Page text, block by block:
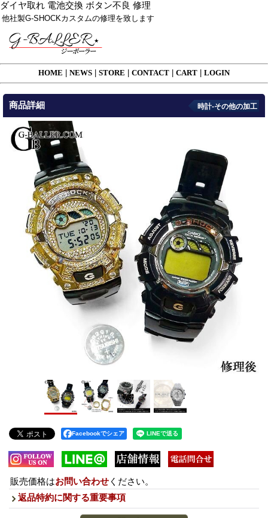
ダイヤ取れ 電池交換 ボタン不良 修理
他社製G-SHOCKカスタムの修理を致します
HOME NEWS STORE CONTACT CART LOGIN
商品詳細 時計-その他の加工
Facebookでシェア
販売価格はお問い合わせ ください。
返品特約に関する重要事項